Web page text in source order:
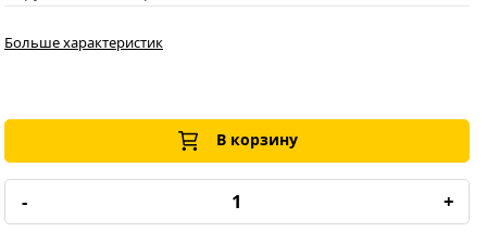
Больше характеристик
В корзину
- +